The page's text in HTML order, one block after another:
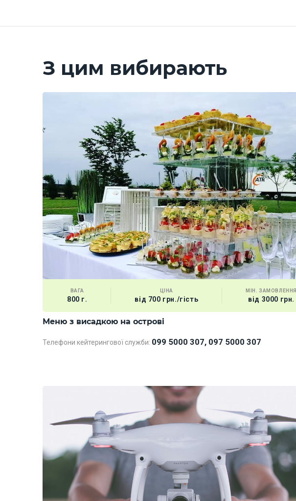
З цим вибирають
ВАГА
800 г.
ЦІНА
від 700 грн./гість
МІН. ЗАМОВЛЕННЯ
від 3000 грн.
Меню з висадкою на острові
Телефони кейтерингової служби: 099 5000 307, 097 5000 307